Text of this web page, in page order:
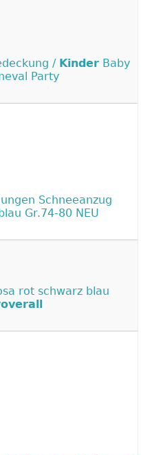
/ Kinder Baby
Party
Jungen Schneeanzug
Gr.74-80 NEU
rot schwarz blau